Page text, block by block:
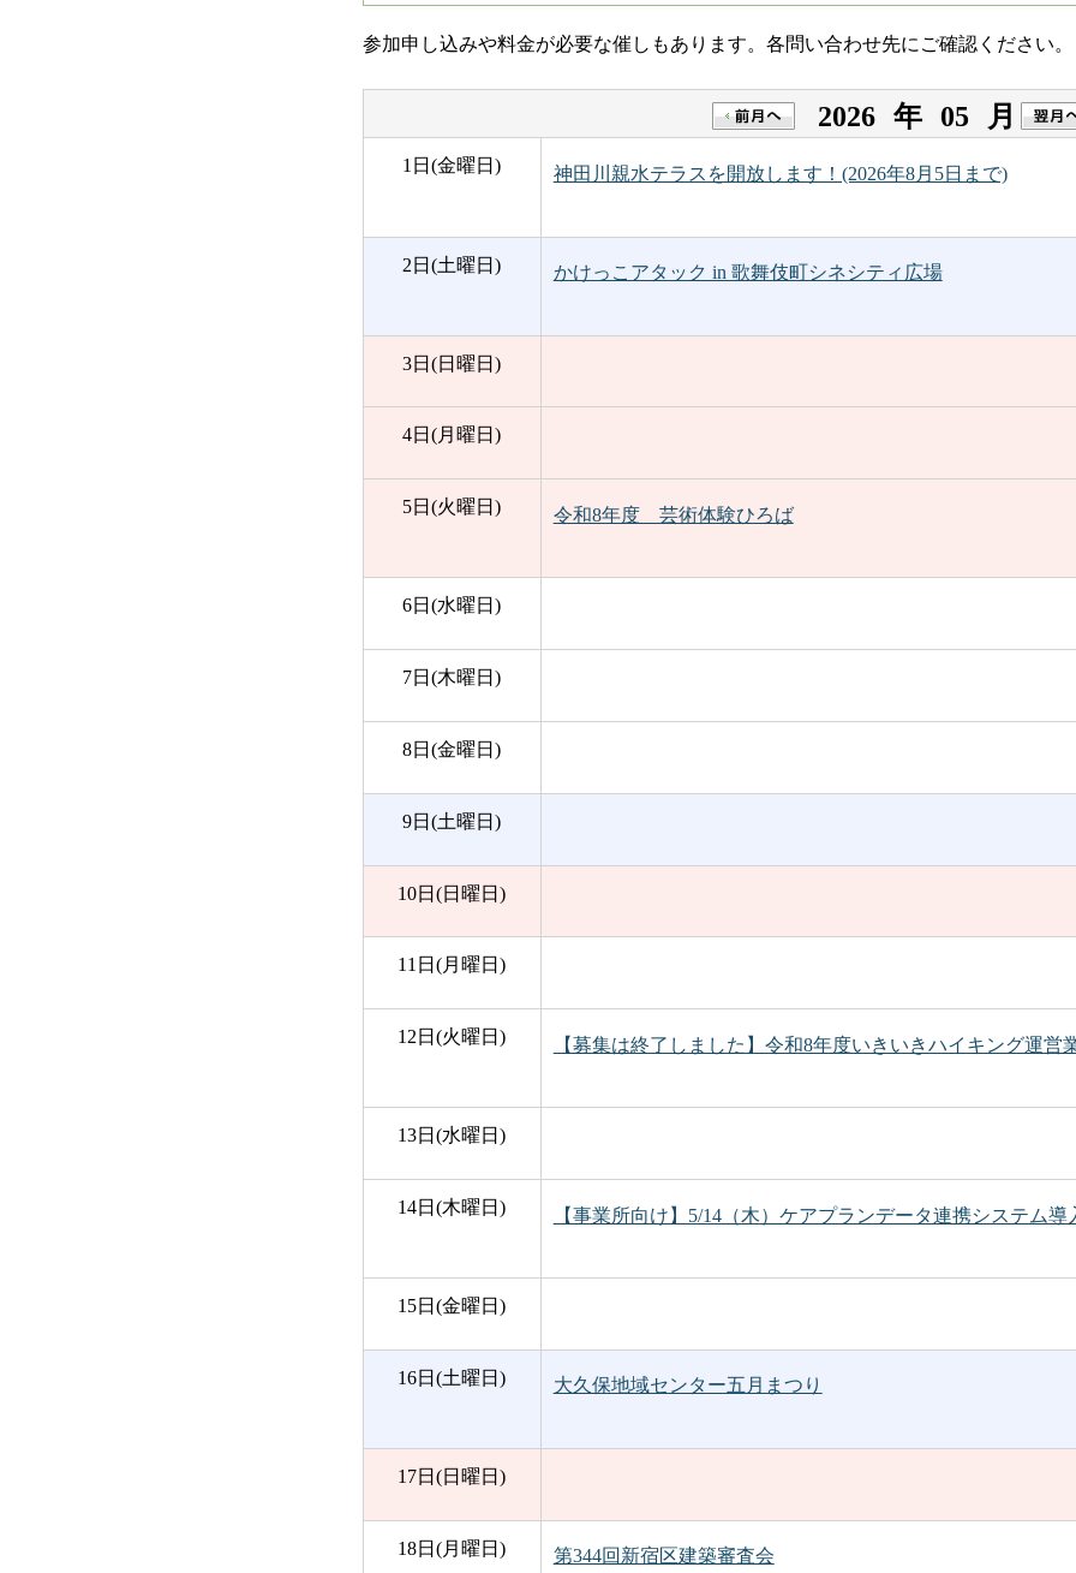
参加申し込みや料金が必要な催しもあります。各問い合わせ先にご確認ください。
2026 年 05 月
1日(金曜日) 神田川親水テラスを開放します！(2026年8月5日まで)
2日(土曜日) かけっこアタック in 歌舞伎町シネシティ広場
3日(日曜日)
4日(月曜日)
5日(火曜日) 令和8年度 芸術体験ひろば
6日(水曜日)
7日(木曜日)
8日(金曜日)
9日(土曜日)
10日(日曜日)
11日(月曜日)
12日(火曜日) 【募集は終了しました】令和8年度いきいきハイキング運
13日(水曜日)
14日(木曜日) 【事業所向け】5/14（木）ケアプランデータ連携システム
15日(金曜日)
16日(土曜日) 大久保地域センター五月まつり
17日(日曜日)
18日(月曜日) 第344回新宿区建築審査会